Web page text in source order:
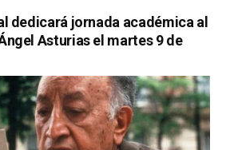
dedicará jornada académica al
Asturias el martes 9 de